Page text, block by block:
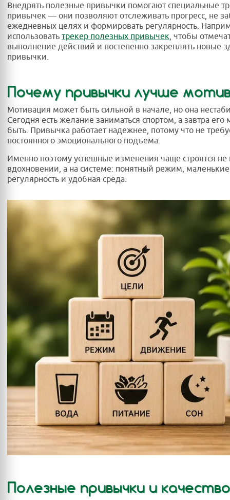
Внедрять полезные привычки помогают специальные
привычек — они позволяют отслеживать прогресс, не
ежедневных целях и формировать регулярность.
использовать трекер полезных привычек, чтобы
выполнение действий и постепенно закреплять новые
привычки.
Почему привычки лучше
Мотивация может быть сильной в начале, но она
Сегодня есть желание заниматься спортом, а завтра его
быть. Привычка работает надежнее, потому что не
постоянного эмоционального подъема.
Именно поэтому успешные изменения чаще строятся не
вдохновении, а на системе: понятный режим,
регулярность и удобная среда.
Полезные привычки и